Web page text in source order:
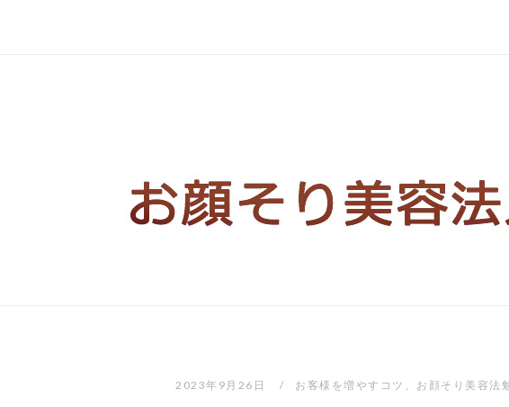
2023年9月26日 お客様を増やすコツ 、 お顔そり美容法